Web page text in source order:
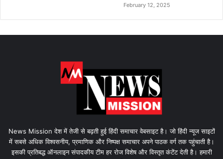
February 12, 2025
News Mission देश में तेजी से बढ़ती हुई हिंदी समाचार वेबसाइट है। जो हिंदी न्यूज साइटों
में सबसे अधिक विश्वसनीय, प्रमाणिक और निष्पक्ष समाचार अपने पाठक वर्ग तक पहुंचाती है।
इसकी प्रतिबद्ध ऑनलाइन संपादकीय टीम हर रोज विशेष और विस्तृत कंटेंट देती है। हमारी